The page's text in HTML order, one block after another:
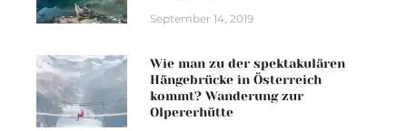
September 14, 2019
Wie man zu der spektakulären
Hängebrücke in Österreich
kommt? Wanderung zur
Olpererhütte